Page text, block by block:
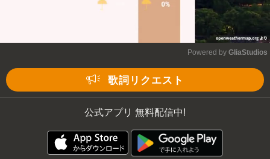
Powered by GliaStudios
歌詞リクエスト
公式アプリ 無料配信中!